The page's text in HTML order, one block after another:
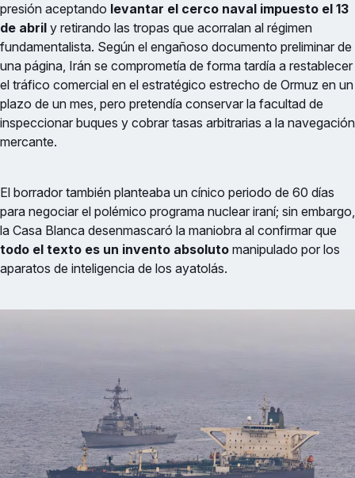
presión aceptando levantar el cerco naval impuesto el 13
de abril y retirando las tropas que acorralan al régimen
fundamentalista. Según el engañoso documento preliminar de
una página, Irán se comprometía de forma tardía a restablecer
el tráfico comercial en el estratégico estrecho de Ormuz en un
plazo de un mes, pero pretendía conservar la facultad de
inspeccionar buques y cobrar tasas arbitrarias a la navegación
mercante.
El borrador también planteaba un cínico periodo de 60 días
para negociar el polémico programa nuclear iraní; sin embargo,
la Casa Blanca desenmascaró la maniobra al confirmar que
todo el texto es un invento absoluto manipulado por los
aparatos de inteligencia de los ayatolás.